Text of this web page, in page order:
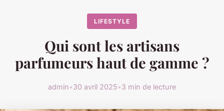
LIFESTYLE
Qui sont les artisans
parfumeurs haut de gamme ?
admin•30 avril 2025•3 min de lecture